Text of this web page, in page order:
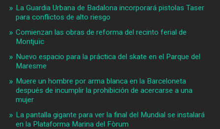
La Guardia Urbana de Badalona incorporará pistolas Taser
para conflictos de alto riesgo
Comienzan las obras de reforma del recinto ferial de
Montjuïc
Nuevo espacio para la práctica del skate en el Parque del
Maresme
Muere un hombre por arma blanca en la Barceloneta
después de incumplir la prohibición de acercarse a una
mujer
La pantalla gigante para ver la final del Mundial se instalará
en la Plataforma Marina del Fòrum